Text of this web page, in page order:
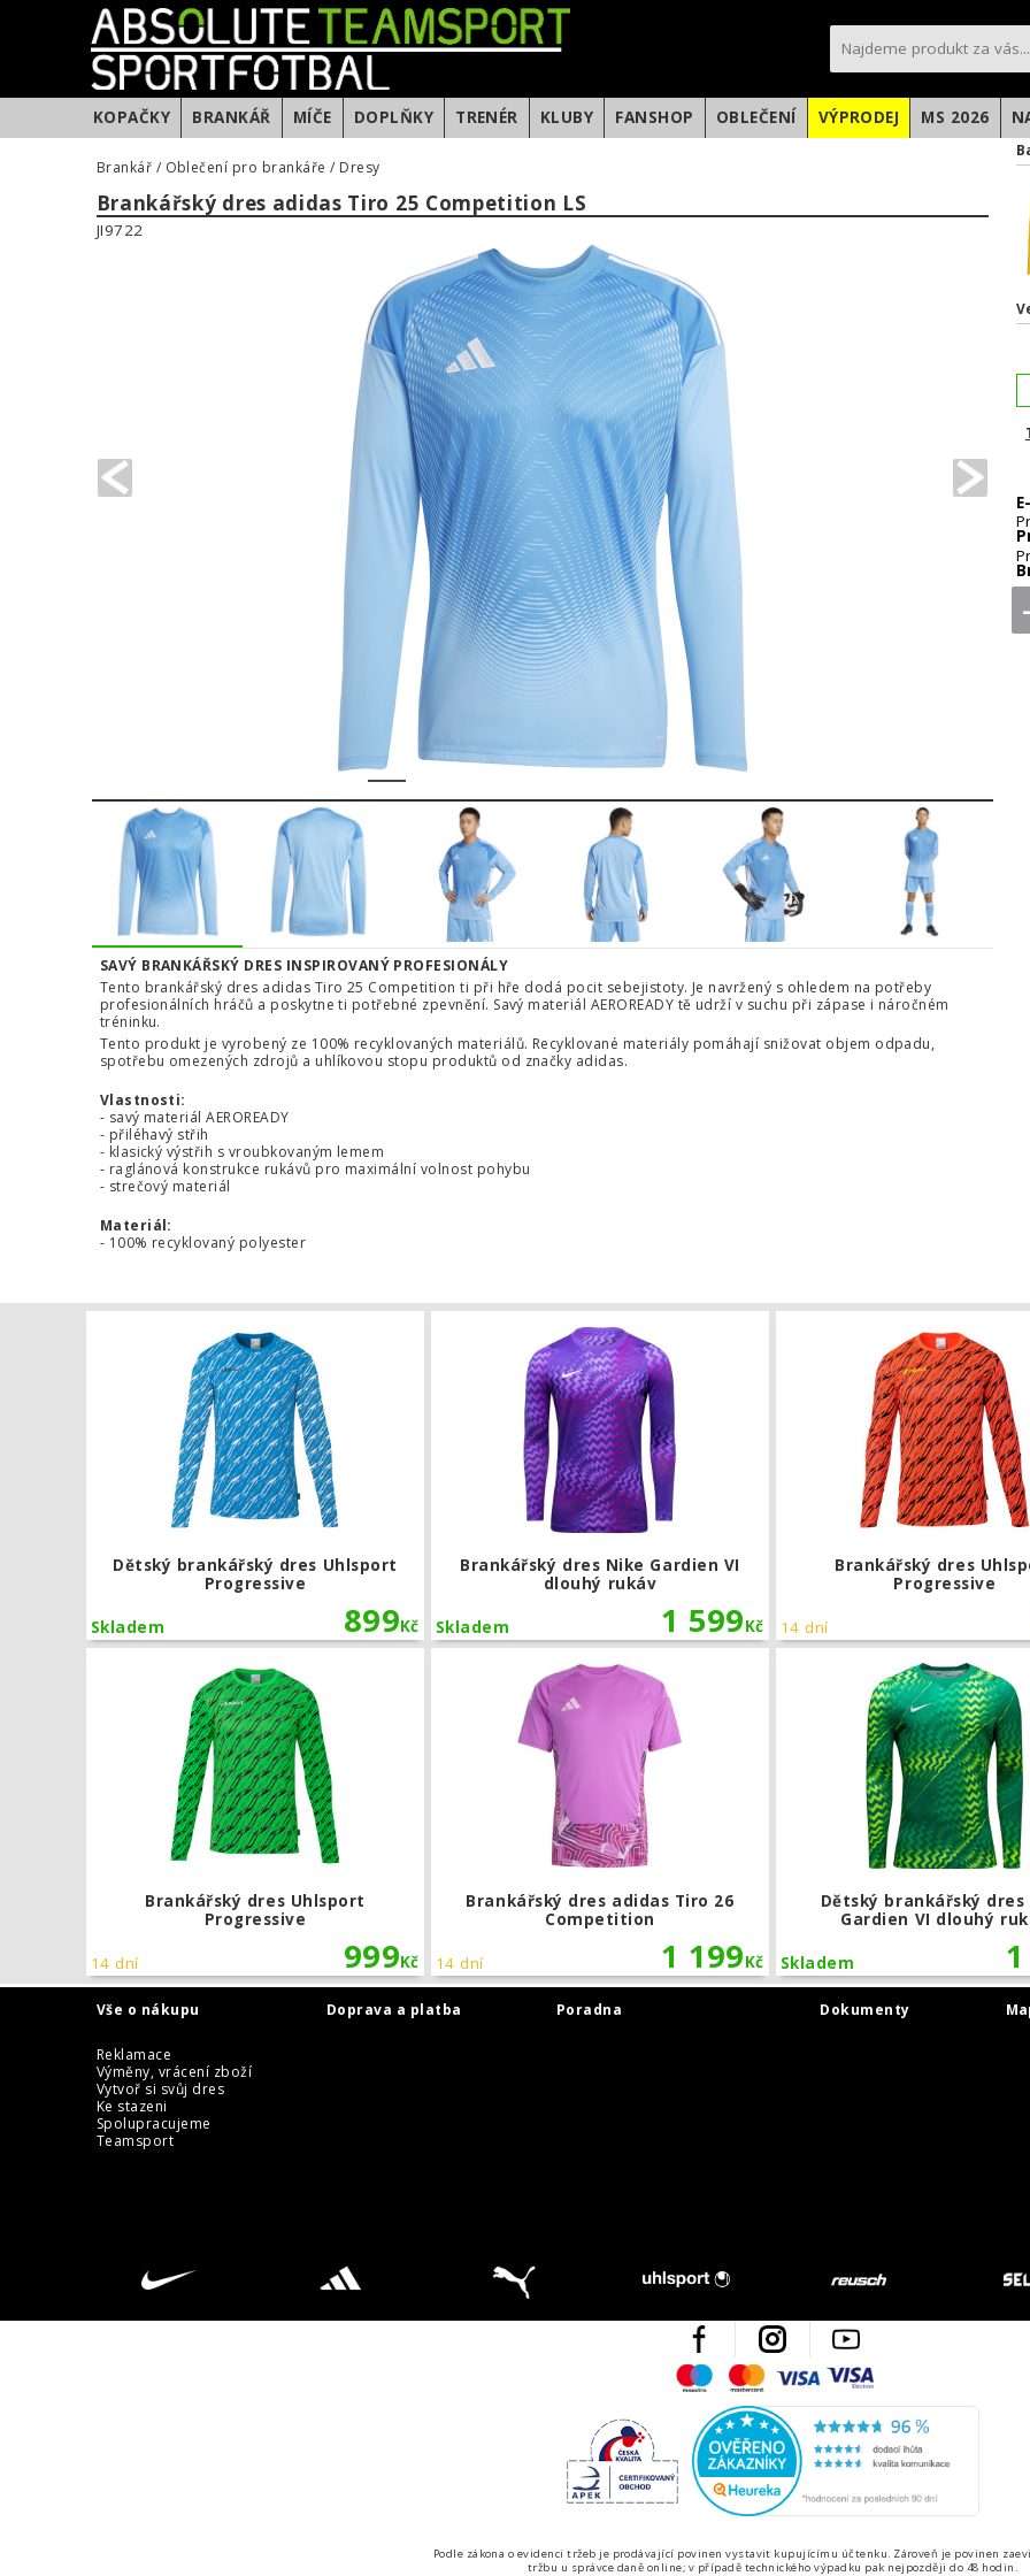
KOPAČKY BRANKÁŘ MÍČE DOPLŇKY TRENÉR KLUBY FANSHOP OBLEČENÍ VÝPRODEJ MS 2026
Brankář / Oblečení pro brankáře / Dresy
Brankářský dres adidas Tiro 25 Competition LS
PREVIOUS
1 2 3 4 5 6 7 8
JI9722
SAVÝ BRANKÁŘSKÝ DRES INSPIROVANÝ PROFESIONÁLY
Tento brankářský dres adidas Tiro 25 Competition ti při hře dodá pocit sebejistoty. Je navržený s ohledem na potřeby
profesionálních hráčů a poskytne ti potřebné zpevnění. Savý materiál AEROREADY tě udrží v suchu při zápase i náročném
tréninku.
Tento produkt je vyrobený ze 100% recyklovaných materiálů. Recyklované materiály pomáhají snižovat objem odpadu,
spotřebu omezených zdrojů a uhlíkovou stopu produktů od značky adidas.
Vlastnosti:
- savý materiál AEROREADY
- přiléhavý střih
- klasický výstřih s vroubkovaným lemem
- raglánová konstrukce rukávů pro maximální volnost pohybu
- strečový materiál
Materiál:
- 100% recyklovaný polyester
Dětský brankářský dres Uhlsport
Progressive
899Kč
Skladem
Brankářský dres Nike Gardien VI
dlouhý rukáv
1 599Kč
Skladem
Brankářský dres
Progressive
14 dní
Brankářský dres Uhlsport
Progressive
999Kč
14 dní
Brankářský dres adidas Tiro 26
Competition
1 199Kč
14 dní
Dětský brankářský dres
Gardien VI dlouhý
Skladem
Vše o nákupu Doprava a platba Poradna
Reklamace
Výměny, vrácení zboží
Vytvoř si svůj dres
Ke stazeni
Spolupracujeme
Teamsport
Dokumenty
Facebook Instagram
MaestroMastercard
Visa
Česká kvalita
Podle zákona o evidenci tržeb je prodávající povinen vystavit kupujícímu účtenku. Zároveň je povinen
tržbu u správce daně online; v případě technického výpadku pak nejpozději do 48 hodin.